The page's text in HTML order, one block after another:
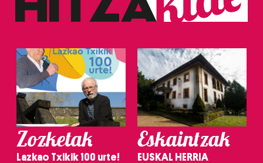
Zozketak
Lazkao Txikik 100 urte!
Eskaintzak
EUSKAL HERRIA